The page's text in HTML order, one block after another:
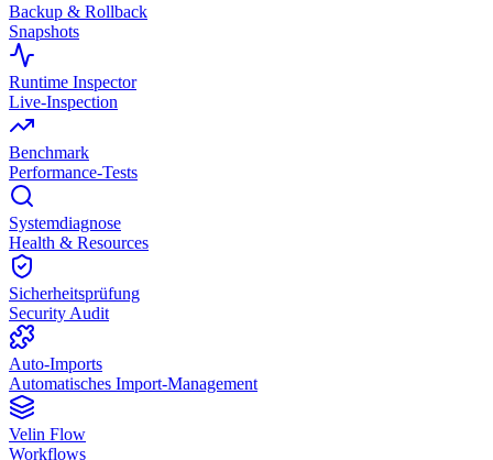
Backup & Rollback
Snapshots
Runtime Inspector
Live-Inspection
Benchmark
Performance-Tests
Systemdiagnose
Health & Resources
Sicherheitsprüfung
Security Audit
Auto-Imports
Automatisches Import-Management
Velin Flow
Workflows